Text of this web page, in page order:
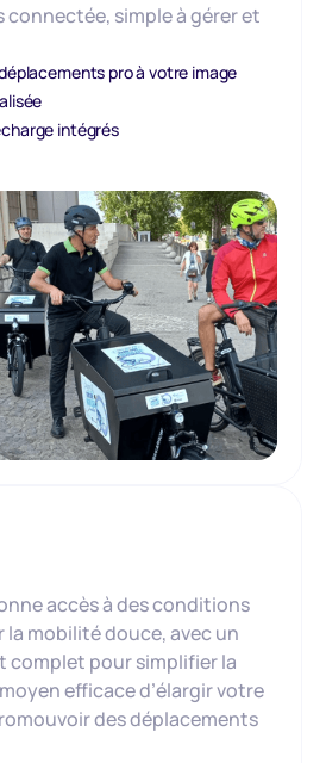
connectée, simple à gérer et
pro à votre image
intégrés
accès à des conditions
mobilité douce, avec un
complet pour simplifier la
efficace d’élargir votre
des déplacements